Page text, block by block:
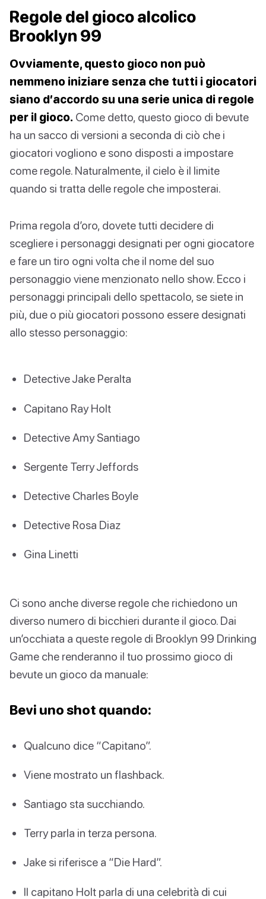
Regole del gioco alcolico
Brooklyn 99
Ovviamente, questo gioco non può
nemmeno iniziare senza che tutti i giocatori
siano d’accordo su una serie unica di regole
per il gioco. Come detto, questo gioco di bevute
ha un sacco di versioni a seconda di ciò che i
giocatori vogliono e sono disposti a impostare
come regole. Naturalmente, il cielo è il limite
quando si tratta delle regole che imposterai.
Prima regola d’oro, dovete tutti decidere di
scegliere i personaggi designati per ogni giocatore
e fare un tiro ogni volta che il nome del suo
personaggio viene menzionato nello show. Ecco i
personaggi principali dello spettacolo, se siete in
più, due o più giocatori possono essere designati
allo stesso personaggio:
Detective Jake Peralta
Capitano Ray Holt
Detective Amy Santiago
Sergente Terry Jeffords
Detective Charles Boyle
Detective Rosa Diaz
Gina Linetti
Ci sono anche diverse regole che richiedono un
diverso numero di bicchieri durante il gioco. Dai
un’occhiata a queste regole di Brooklyn 99 Drinking
Game che renderanno il tuo prossimo gioco di
bevute un gioco da manuale:
Bevi uno shot quando:
Qualcuno dice “Capitano”.
Viene mostrato un flashback.
Santiago sta succhiando.
Terry parla in terza persona.
Jake si riferisce a “Die Hard”.
Il capitano Holt parla di una celebrità di cui